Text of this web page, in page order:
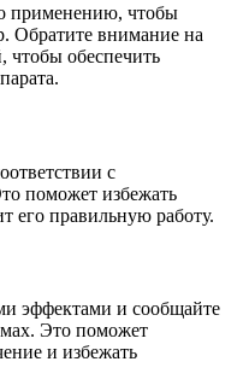
применению, чтобы
Обратите внимание на
чтобы обеспечить
с
поможет избежать
его правильную работу.
эффектами и сообщайте
Это поможет
и избежать